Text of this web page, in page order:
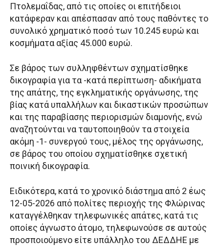
Πτολεμαΐδας, από τις οποίες οι επιτήδειοι
κατάφεραν και απέσπασαν από τους παθόντες το
συνολικό χρηματικό ποσό των 10.245 ευρώ και
κοσμήματα αξίας 45.000 ευρώ.
Σε βάρος των συλληφθέντων σχηματίσθηκε
δικογραφία για τα -κατά περίπτωση- αδικήματα
της απάτης, της εγκληματικής οργάνωσης, της
βίας κατά υπαλλήλων και δικαστικών προσώπων
και της παραβίασης περιορισμών διαμονής, ενώ
αναζητούνται να ταυτοποιηθούν τα στοιχεία
ακόμη -1- συνεργού τους, μέλος της οργάνωσης,
σε βάρος του οποίου σχηματίσθηκε σχετική
ποινική δικογραφία.
Ειδικότερα, κατά το χρονικό διάστημα από 2 έως
12-05-2026 από πολίτες περιοχής της Φλώρινας
καταγγέλθηκαν τηλεφωνικές απάτες, κατά τις
οποίες άγνωστο άτομο, τηλεφωνούσε σε αυτούς
προσποιούμενο είτε υπάλληλο του ΔΕΔΔΗΕ με